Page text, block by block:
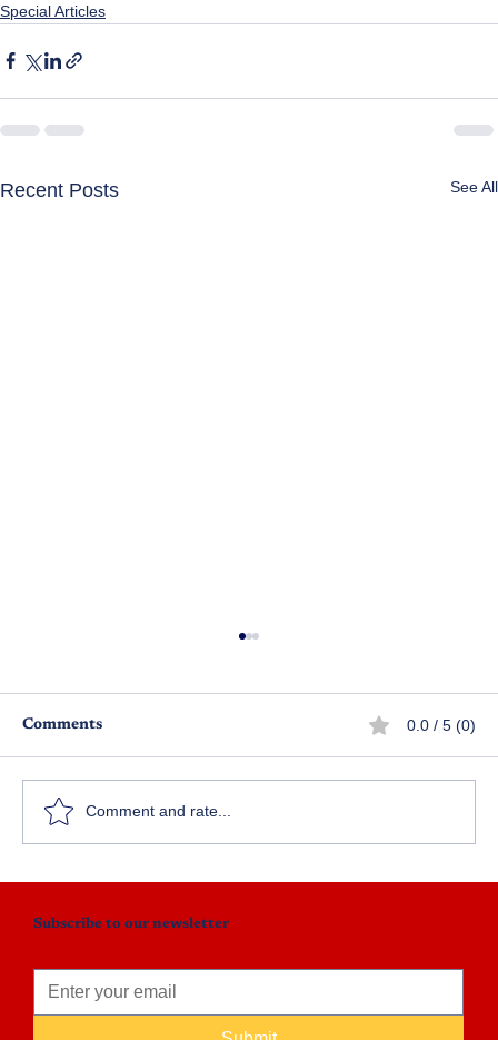
Special Articles
Recent Posts See All
Comments 0.0 / 5 (0)
Comment and rate...
Subscribe to our newsletter